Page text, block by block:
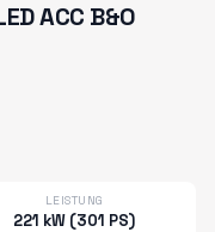
ACC B&O
LEISTUNG
221 kW (301 PS)